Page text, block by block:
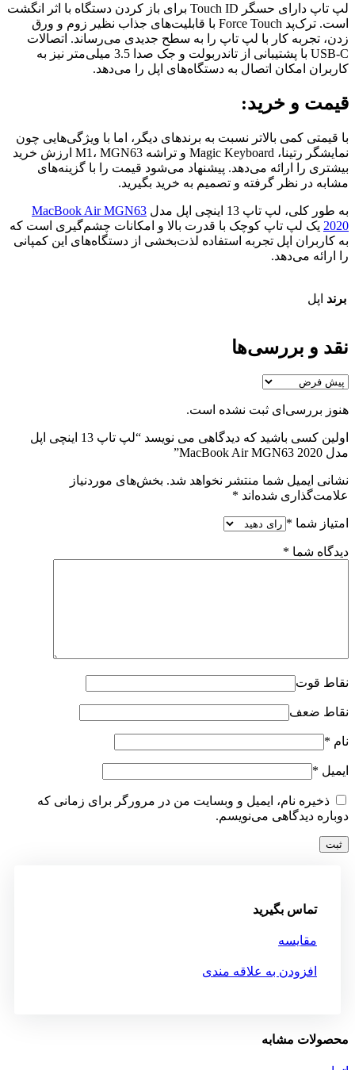
لپ تاپ دارای حسگر Touch ID برای باز کردن دستگاه با اثر انگشت
است. ترک‌پد Force Touch با قابلیت‌های جذاب نظیر زوم و ورق
زدن، تجربه کار با لپ تاپ را به سطح جدیدی می‌رساند. اتصالات
USB-C با پشتیبانی از تاندربولت و جک صدا 3.5 میلی‌متر نیز به
کاربران امکان اتصال به دستگاه‌های اپل را می‌دهد.
قیمت و خرید:
با قیمتی کمی بالاتر نسبت به برندهای دیگر، اما با ویژگی‌هایی چون
نمایشگر رتینا، Magic Keyboard و تراشه M1، MGN63 ارزش خرید
بیشتری را ارائه می‌دهد. پیشنهاد می‌شود قیمت را با گزینه‌های
مشابه در نظر گرفته و تصمیم به خرید بگیرید.
به طور کلی، لپ تاپ 13 اینچی اپل مدل
MacBook Air MGN63
2020 یک لپ تاپ کوچک با قدرت بالا و امکانات چشم‌گیری است که
به کاربران اپل تجربه استفاده لذت‌بخشی از دستگاه‌های این کمپانی
را ارائه می‌دهد.
برند اپل
نقد و بررسی‌ها
هنوز بررسی‌ای ثبت نشده است.
اولین کسی باشید که دیدگاهی می نویسد “لپ تاپ 13 اینچی اپل
مدل MacBook Air MGN63 2020”
نشانی ایمیل شما منتشر نخواهد شد. بخش‌های موردنیاز
علامت‌گذاری شده‌اند *
امتیاز شما *
دیدگاه شما *
نقاط قوت
نقاط ضعف
نام *
ایمیل *
ذخیره نام، ایمیل و وبسایت من در مرورگر برای زمانی که
دوباره دیدگاهی می‌نویسم.
تماس بگیرید
مقایسه
افزودن به علاقه مندی
محصولات مشابه